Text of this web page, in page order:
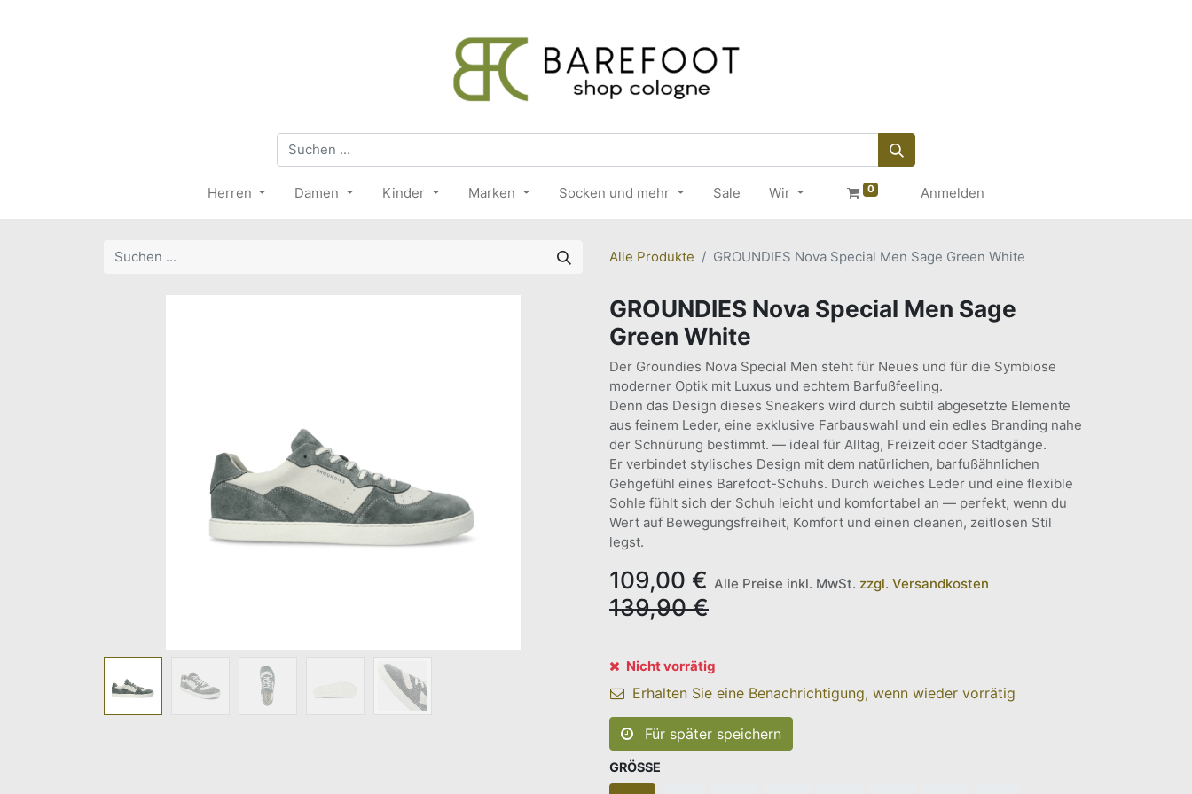
Herren Damen Kinder Marken Socken und mehr Sale Wir 0 Anmelden
Alle Produkte GROUNDIES Nova Special Men Sage Green White
GROUNDIES Nova Special Men Sage
Green White
Der Groundies Nova Special Men steht für Neues und für die Symbiose
moderner Optik mit Luxus und echtem Barfußfeeling.
Denn das Design dieses Sneakers wird durch subtil abgesetzte Elemente
aus feinem Leder, eine exklusive Farbauswahl und ein edles Branding nahe
der Schnürung bestimmt. — ideal für Alltag, Freizeit oder Stadtgänge.
Er verbindet stylisches Design mit dem natürlichen, barfußähnlichen
Gehgefühl eines Barefoot-Schuhs. Durch weiches Leder und eine flexible
Sohle fühlt sich der Schuh leicht und komfortabel an — perfekt, wenn du
Wert auf Bewegungsfreiheit, Komfort und einen cleanen, zeitlosen Stil
legst.
109,00 € Alle Preise inkl. MwSt. zzgl. Versandkosten
139,90€
Nicht vorrätig
Erhalten Sie eine Benachrichtigung, wenn wieder vorrätig
Für später speichern
GRÖSSE